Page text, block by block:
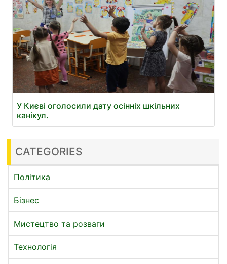
У Києві оголосили дату осінніх шкільних
канікул.
CATEGORIES
Політика
Бізнес
Мистецтво та розваги
Технологія